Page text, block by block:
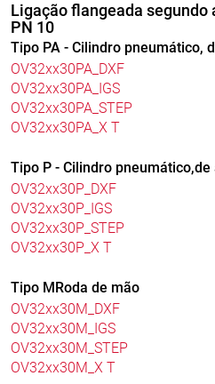
Ligação flangeada segundo
PN 10
Tipo PA - Cilindro pneumático,
OV32xx30PA_DXF
OV32xx30PA_IGS
OV32xx30PA_STEP
OV32xx30PA_X T
Tipo P - Cilindro pneumático,de
OV32xx30P_DXF
OV32xx30P_IGS
OV32xx30P_STEP
OV32xx30P_X T
Tipo MRoda de mão
OV32xx30M_DXF
OV32xx30M_IGS
OV32xx30M_STEP
OV32xx30M_X T